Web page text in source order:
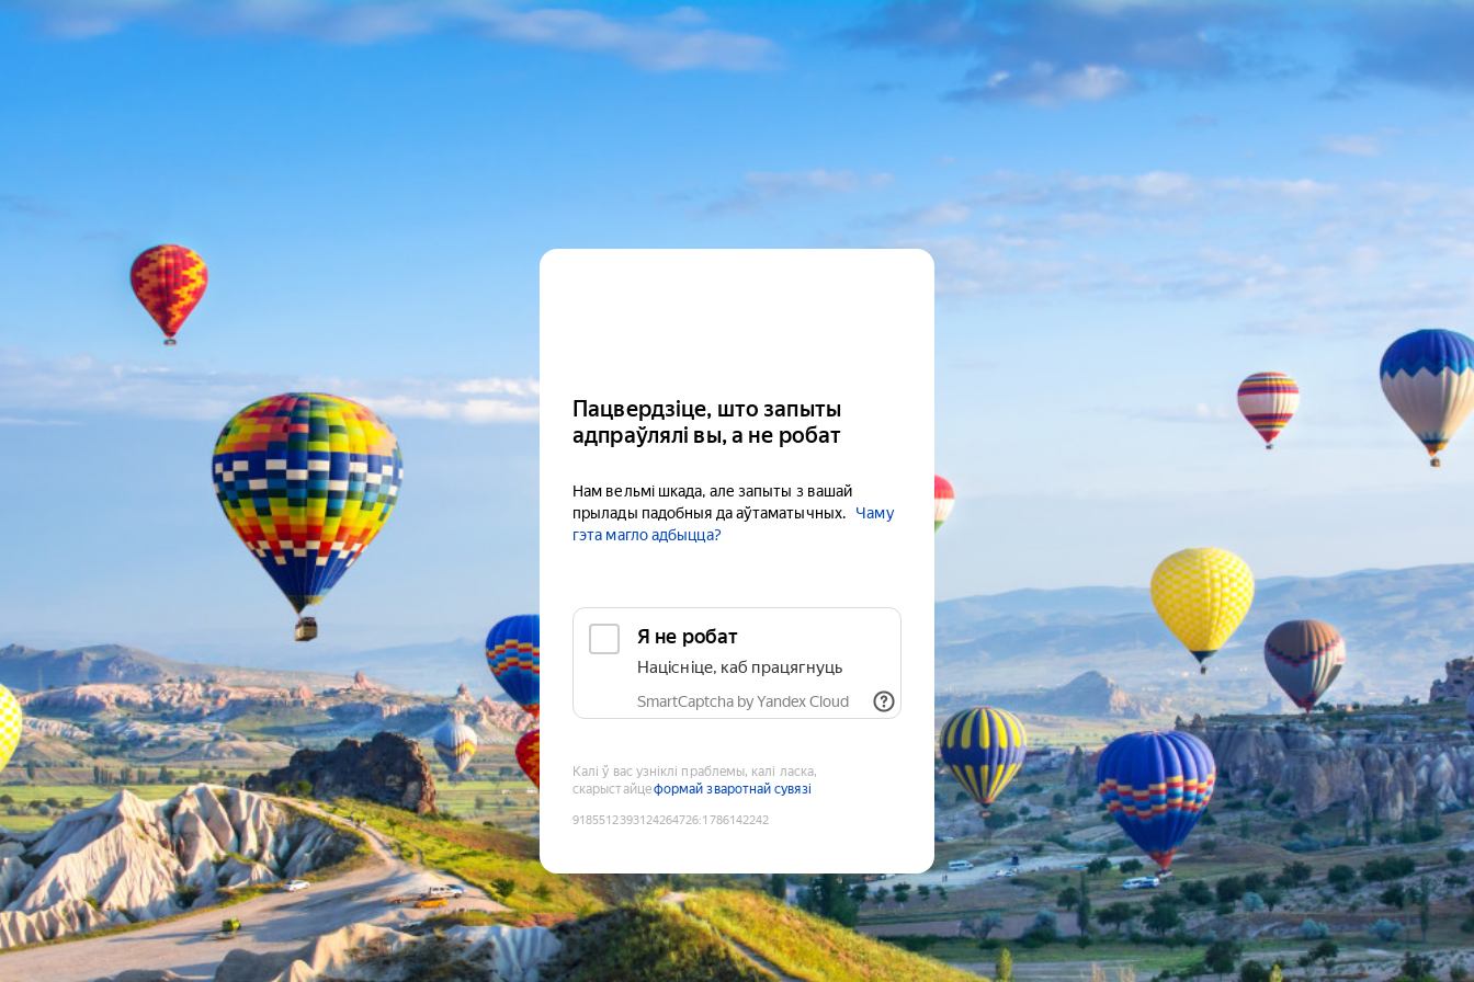
Пацвердзіце, што запыты
адпраўлялі вы, а не робат
Нам вельмі шкада, але запыты з вашай
прылады падобныя да аўтаматычных.
Чаму
гэта магло адбыцца?
Я не робат
Націсніце, каб працягнуць
SmartCaptcha by Yandex Cloud
Калі ў вас узніклі праблемы, калі ласка,
скарыстайцеформай зваротнай сувязі
9185512393124264726:1786142242